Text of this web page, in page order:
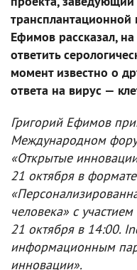
Ефимов рассказал,
ответить
момент известно о
ответа на вирус —
Григорий Ефимов
Международном
«Открытые
21 октября в
человека» с
21 октября в 14:00.
информационным
инновации».